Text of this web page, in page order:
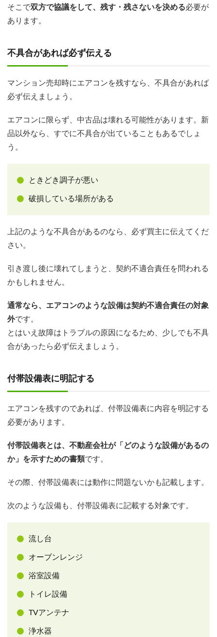
そこで双方で協議をして、残す・残さないを決める必要が
あります。
不具合があれば必ず伝える
マンション売却時にエアコンを残すなら、不具合があれば
必ず伝えましょう。
エアコンに限らず、中古品は壊れる可能性があります。新
品以外なら、すでに不具合が出ていることもあるでしょ
う。
ときどき調子が悪い
破損している場所がある
上記のような不具合があるのなら、必ず買主に伝えてくだ
さい。
引き渡し後に壊れてしまうと、契約不適合責任を問われる
かもしれません。
通常なら、エアコンのような設備は契約不適合責任の対象
外です。
とはいえ故障はトラブルの原因になるため、少しでも不具
合があったら必ず伝えましょう。
付帯設備表に明記する
エアコンを残すのであれば、付帯設備表に内容を明記する
必要があります。
付帯設備表とは、不動産会社が「どのような設備があるの
か」を示すための書類です。
その際、付帯設備表には動作に問題ないかも記載します。
次のような設備も、付帯設備表に記載する対象です。
流し台
オーブンレンジ
浴室設備
トイレ設備
TVアンテナ
浄水器